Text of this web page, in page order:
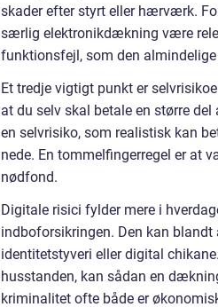
skader efter styrt eller hærværk.
særlig elektronikdækning være
funktionsfejl, som den
Et tredje vigtigt punkt er
at du selv skal betale en større
en selvrisiko, som realistisk kan
nede. En tommelfingerregel er at
nødfond.
Digitale risici fylder mere i
indboforsikringen. Den kan
identitetstyveri eller digital
husstanden, kan sådan en
kriminalitet ofte både er